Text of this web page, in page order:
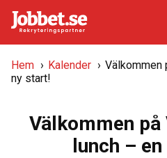
Hem › Kalender › Välkommen
ny start!
Välkommen
lunch –